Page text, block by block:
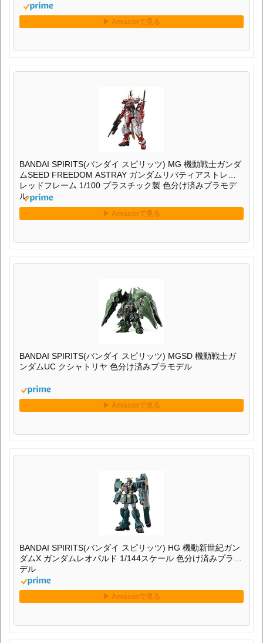
BANDAI SPIRITS(バンダイ スピリッツ) MG 機動戦士ガンダ
ムSEED FREEDOM ASTRAY ガンダムリバティアストレイ
レッドフレーム 1/100 プラスチック製 色分け済みプラモデ
ル
BANDAI SPIRITS(バンダイ スピリッツ) MGSD 機動戦士ガ
ンダムUC クシャトリヤ 色分け済みプラモデル
BANDAI SPIRITS(バンダイ スピリッツ) HG 機動新世紀ガン
ダムX ガンダムレオパルド 1/144スケール 色分け済みプラモ
デル